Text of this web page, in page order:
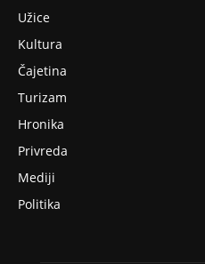
Užice
Kultura
Čajetina
Turizam
Hronika
Privreda
Mediji
Politika